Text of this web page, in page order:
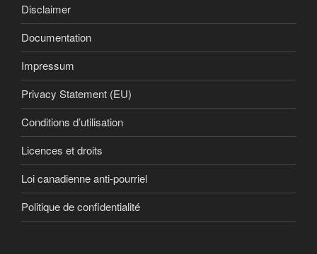
Disclaimer
Documentation
Impressum
Privacy Statement (EU)
Conditions d’utilisation
Licences et droits
Loi canadienne anti-pourriel
Politique de confidentialité